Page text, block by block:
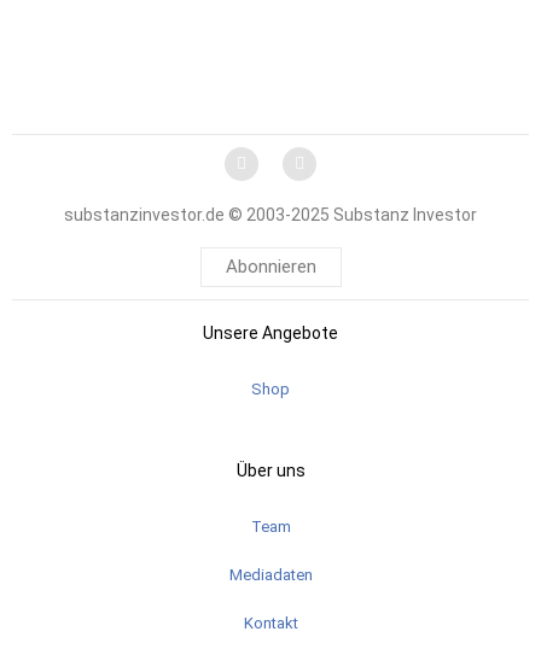
substanzinvestor.de © 2003-2025 Substanz Investor
Abonnieren
Unsere Angebote
Shop
Über uns
Team
Mediadaten
Kontakt